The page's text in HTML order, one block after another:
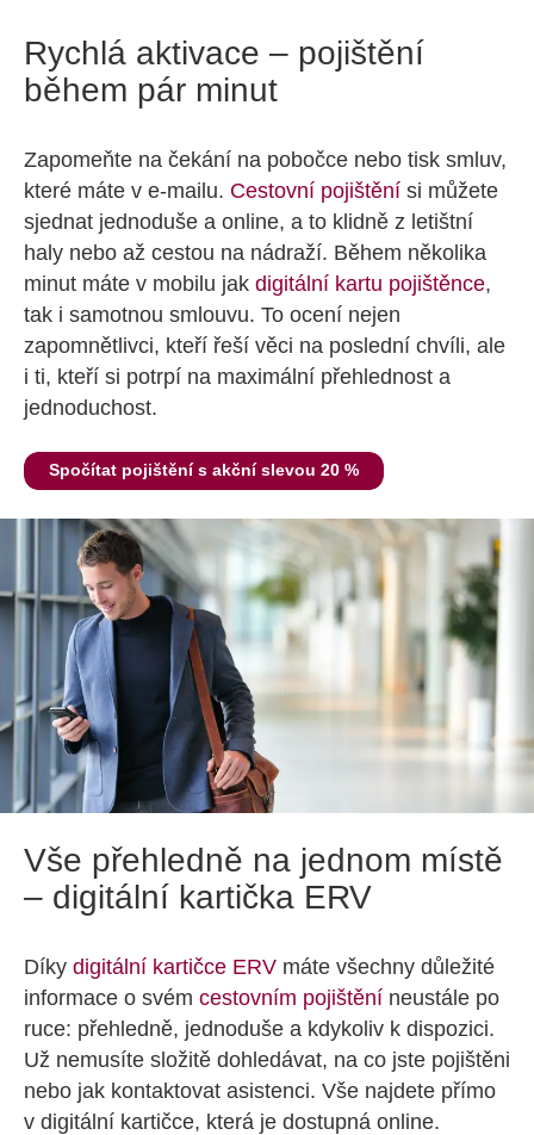
Rychlá aktivace – pojištění
během pár minut
Zapomeňte na čekání na pobočce nebo tisk smluv,
které máte v e-mailu. Cestovní pojištění si můžete
sjednat jednoduše a online, a to klidně z letištní
haly nebo až cestou na nádraží. Během několika
minut máte v mobilu jak digitální kartu pojištěnce,
tak i samotnou smlouvu. To ocení nejen
zapomnětlivci, kteří řeší věci na poslední chvíli, ale
i ti, kteří si potrpí na maximální přehlednost a
jednoduchost.
Spočítat pojištění s akční slevou 20 %
Vše přehledně na jednom místě
– digitální kartička ERV
Díky digitální kartičce ERV máte všechny důležité
informace o svém cestovním pojištění neustále po
ruce: přehledně, jednoduše a kdykoliv k dispozici.
Už nemusíte složitě dohledávat, na co jste pojištěni
nebo jak kontaktovat asistenci. Vše najdete přímo
v digitální kartičce, která je dostupná online.